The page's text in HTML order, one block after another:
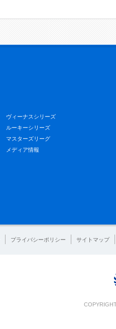
ヴィーナスシリーズ
ルーキーシリーズ
マスターズリーグ
メディア情報
プライバシーポリシー サイトマップ